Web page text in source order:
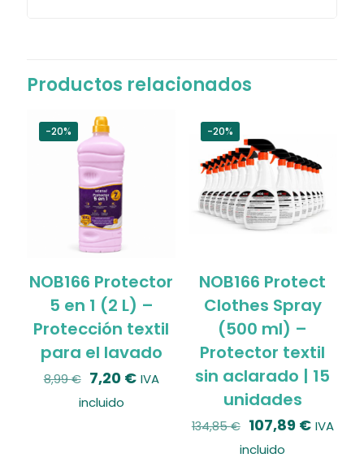
Productos relacionados
-20%
NOB166 Protector
5 en 1 (2 L) –
Protección textil
para el lavado
8,99€ El
precio
7,20 €ElIVA
incluido
-20%
NOB166 Protect
Clothes Spray
(500 ml) –
Protector textil
sin aclarado | 15
unidades
134,85€ El
precio
107,89 €ElIVA
incluido